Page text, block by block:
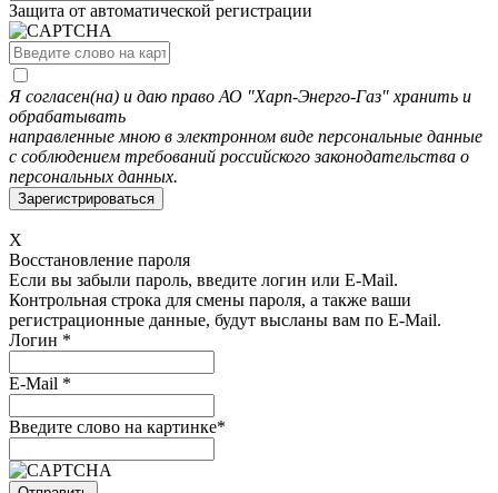
Защита от автоматической регистрации
Я согласен(на) и даю право АО "Харп-Энерго-Газ" хранить и
обрабатывать
направленные мною в электронном виде персональные данные
с соблюдением требований российского законодательства о
персональных данных.
X
Восстановление пароля
Если вы забыли пароль, введите логин или E-Mail.
Контрольная строка для смены пароля, а также ваши
регистрационные данные, будут высланы вам по E-Mail.
Логин *
E-Mail *
Введите слово на картинке*